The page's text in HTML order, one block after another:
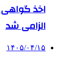
اخذ گواهی
الزامی شد
۱۴۰۵/۰۴/۱۵